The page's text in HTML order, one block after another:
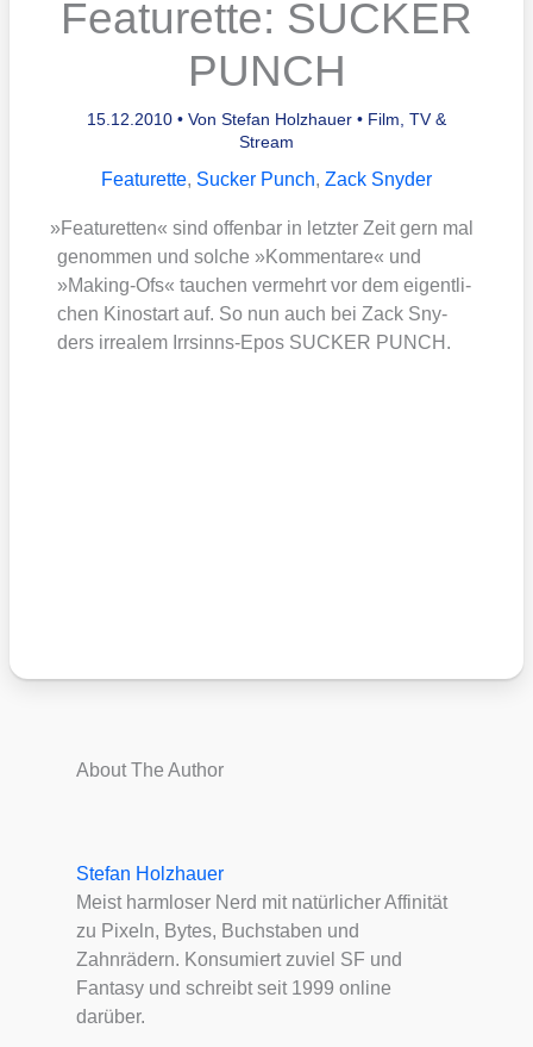
Featurette: SUCKER
PUNCH
15.12.2010 • Von Stefan Holzhauer • Film, TV &
Stream
Featurette, Sucker Punch, Zack Snyder
»Fea­tur­et­ten« sind offen­bar in letz­ter Zeit gern mal
genom­men und sol­che »Kom­men­ta­re« und
»Making-Ofs« tau­chen ver­mehrt vor dem eigent­li­
chen Kino­start auf. So nun auch bei Zack Sny­
ders irrea­lem Irr­sinns-Epos SUCKER PUNCH.
About The Author
Stefan Holzhauer
Meist harmloser Nerd mit natürlicher Affinität
zu Pixeln, Bytes, Buchstaben und
Zahnrädern. Konsumiert zuviel SF und
Fantasy und schreibt seit 1999 online
darüber.